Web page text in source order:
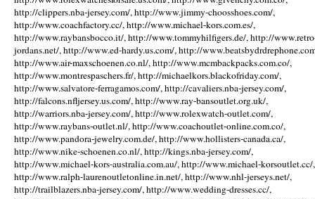
http://clippers.nba-jersey.com/, http://www.jimmy-choosshoes.com/,
http://www.coachfactory.cc/, http://www.michael-kors.com.es/,
http://www.raybansbocco.it/, http://www.tommyhilfigers.de/, http://
jordans.net/, http://www.ed-hardy.us.com/, http://
http://www.air-maxschoenen.co.nl/, http://www.mcmbackpacks.com.co/,
http://www.montrespaschers.fr/, http://michaelkors.blackofriday.com/,
http://www.salvatore-ferragamos.com/, http://cavaliers.nba-jersey.com/,
http://falcons.nfljersey.us.com/, http://www.ray-bansoutlet.org.uk/,
http://warriors.nba-jersey.com/, http://www.rolexwatch-outlet.com/,
http://www.raybans-outlet.nl/, http://www.coachoutlet-online.com.co/,
http://www.pandora-jewelry.com.de/, http://www.hollisters-canada.ca/,
http://www.nike-schoenen.co.nl/, http://kings.nba-jersey.com/,
http://www.michael-kors-australia.com.au/, http://www.michael-korsoutlet.cc/,
http://www.ralph-laurenoutletonline.in.net/, http://www.nhl-jerseys.net/,
http://trailblazers.nba-jersey.com/, http://www.wedding-dresses.cc/,